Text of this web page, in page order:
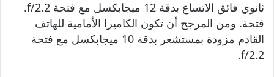
ثانوي فائق الاتساع بدقة 12 ميجابكسل مع فتحة f/2.2.
فتحة. ومن المرجح أن تكون الكاميرا الأمامية للهاتف
القادم مزودة بمستشعر بدقة 10 ميجابكسل مع فتحة
f/2.2.